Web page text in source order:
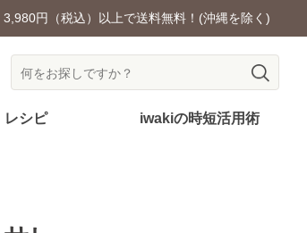
耐熱ガラス食器を安全にご使用いただくために
レシピ iwakiの時短活用術